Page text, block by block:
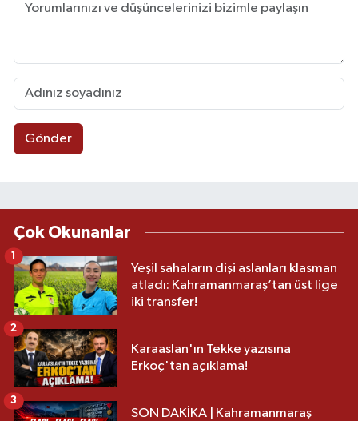
Gönder
Çok Okunanlar
Yeşil sahaların dişi aslanları klasman
atladı: Kahramanmaraş’tan üst lige
iki transfer!
1
Karaaslan'ın Tekke yazısına
Erkoç'tan açıklama!
2
SON DAKİKA | Kahramanmaraş
3